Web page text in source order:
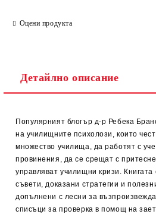
Оцени продукта
Детайлно описание
Популярният блогър д-р Ребека
на училищните психолози, които
множество училища, да работят с
провинения, да се срещат с
управляват училищни кризи.
съвети, доказани стратегии и
допълнени с лесни за
списъци за проверка в помощ на